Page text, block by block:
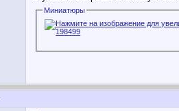
Миниатюры